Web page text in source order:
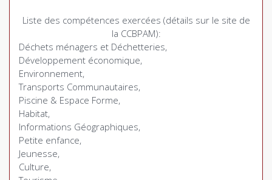
Liste des compétences exercées (détails sur le site de
la CCBPAM):
Déchets ménagers et Déchetteries,
Développement économique,
Environnement,
Transports Communautaires,
Piscine & Espace Forme,
Habitat,
Informations Géographiques,
Petite enfance,
Jeunesse,
Culture,